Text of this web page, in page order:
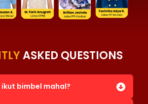
ASKED QUESTIONS
bimbel mahal?